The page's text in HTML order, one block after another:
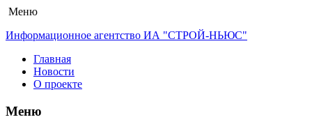
Меню
Информационное агентство ИА "СТРОЙ-НЬЮС"
Главная
Новости
О проекте
Меню